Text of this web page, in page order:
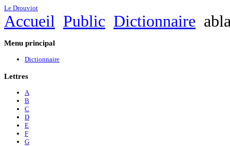
Le Drouviot
Accueil Public Dictionnaire
Menu principal
Dictionnaire
Lettres
A
B
C
D
E
F
G